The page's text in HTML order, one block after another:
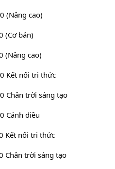
(Nâng cao)
(Cơ bản)
(Nâng cao)
Kết nối tri thức
Chân trời sáng tạo
Cánh diều
Kết nối tri thức
Chân trời sáng tạo